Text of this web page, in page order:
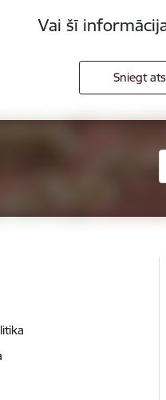
Vai šī
Sniegt